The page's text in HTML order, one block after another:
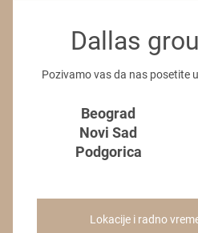
Dallas
Pozivamo vas da nas posetite
Beograd
Novi Sad
Podgorica
Lokacije i radno